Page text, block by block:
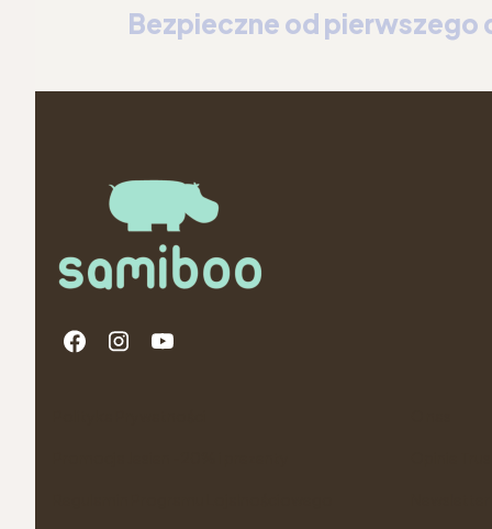
Bezpieczne od pierwszego